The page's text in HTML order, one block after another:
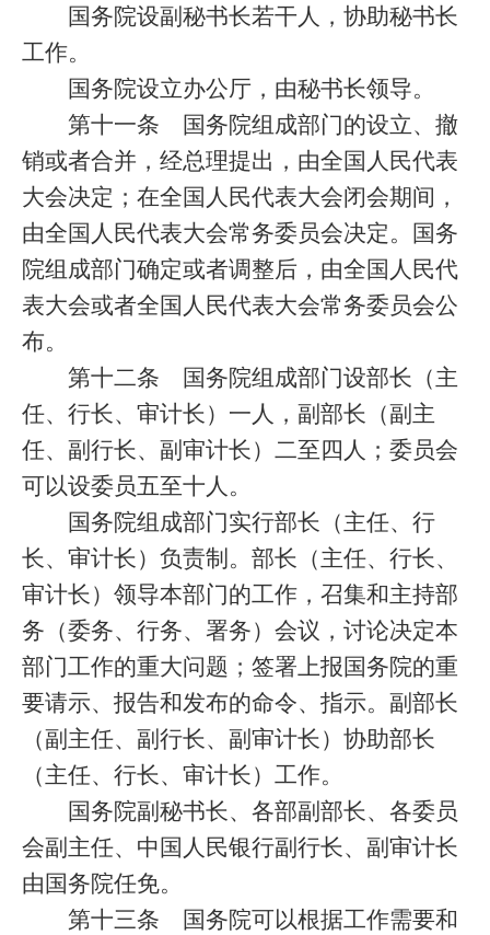
国务院设副秘书长若干人，协助秘书长
工作。
国务院设立办公厅，由秘书长领导。
第十一条 国务院组成部门的设立、撤
销或者合并，经总理提出，由全国人民代表
大会决定；在全国人民代表大会闭会期间，
由全国人民代表大会常务委员会决定。国务
院组成部门确定或者调整后，由全国人民代
表大会或者全国人民代表大会常务委员会公
布。
第十二条 国务院组成部门设部长（主
任、行长、审计长）一人，副部长（副主
任、副行长、副审计长）二至四人；委员会
可以设委员五至十人。
国务院组成部门实行部长（主任、行
长、审计长）负责制。部长（主任、行长、
审计长）领导本部门的工作，召集和主持部
务（委务、行务、署务）会议，讨论决定本
部门工作的重大问题；签署上报国务院的重
要请示、报告和发布的命令、指示。副部长
（副主任、副行长、副审计长）协助部长
（主任、行长、审计长）工作。
国务院副秘书长、各部副部长、各委员
会副主任、中国人民银行副行长、副审计长
由国务院任免。
第十三条 国务院可以根据工作需要和